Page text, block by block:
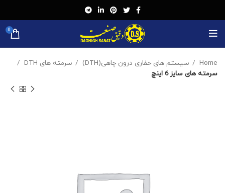
0
Home سیستم های حفاری درون چاهی(DTH)
سرمته های DTH
سرمته های سایز 6 اینچ